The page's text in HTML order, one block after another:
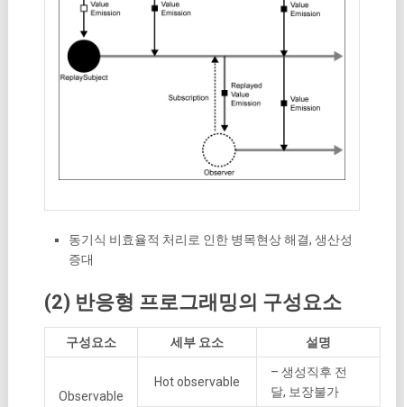
동기식 비효율적 처리로 인한 병목현상 해결, 생산성
증대
(2) 반응형 프로그래밍의 구성요소
구성요소 세부 요소 설명
Observable
Hot observable
– 생성직후 전
달, 보장불가